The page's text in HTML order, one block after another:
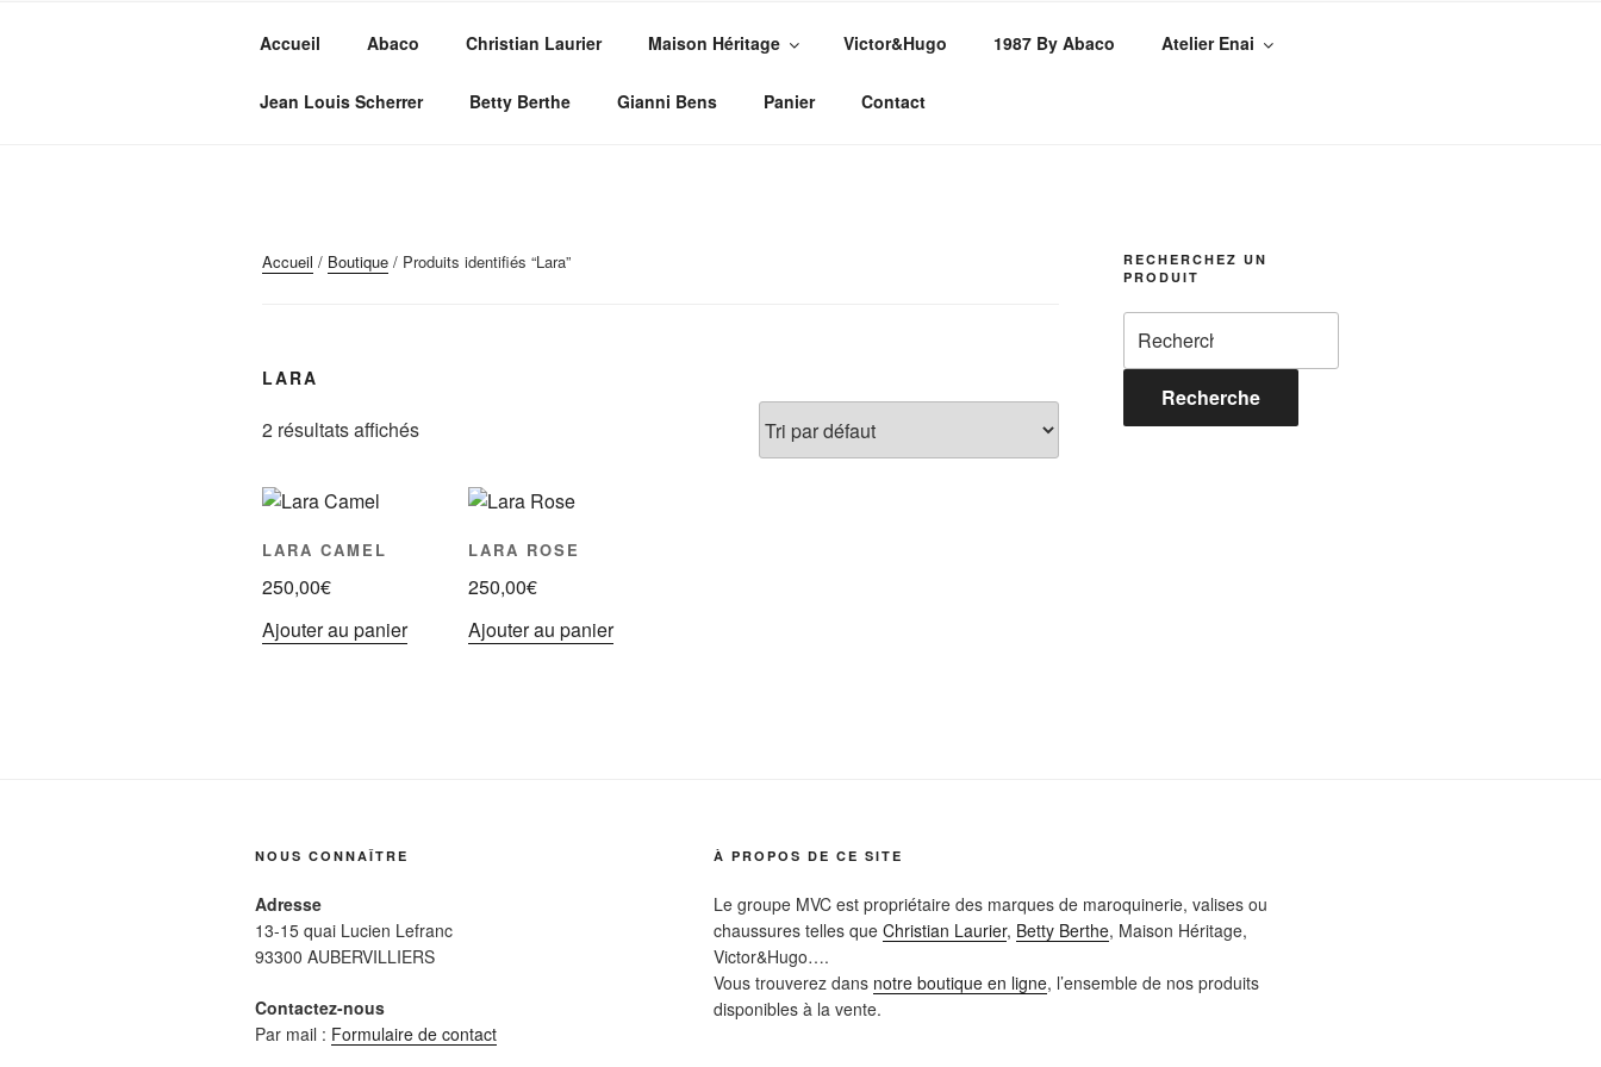
MVC GROUPE
Maroquinerie – Valises – Chaussures
Accueil Abaco Christian Laurier Maison Héritage Victor&Hugo 1987 By Abaco Atelier Enai
Jean Louis Scherrer Betty Berthe Gianni Bens Panier Contact
Accueil / Boutique / Produits identifiés “Lara”
LARA
2 résultats affichés
LARA CAMEL
250,00€
Ajouter au panier
LARA ROSE
250,00€
Ajouter au panier
RECHERCHEZ UN
PRODUIT
pour :
Recherche
NOUS CONNAÎTRE
Adresse
13-15 quai Lucien Lefranc
93300 AUBERVILLIERS
Contactez-nous
Par mail : Formulaire de contact
À PROPOS DE CE SITE
Le groupe MVC est propriétaire des marques de maroquinerie, valises ou
chaussures telles que Christian Laurier, Betty Berthe, Maison Héritage,
Victor&Hugo….
Vous trouverez dans notre boutique en ligne, l’ensemble de nos produits
disponibles à la vente.